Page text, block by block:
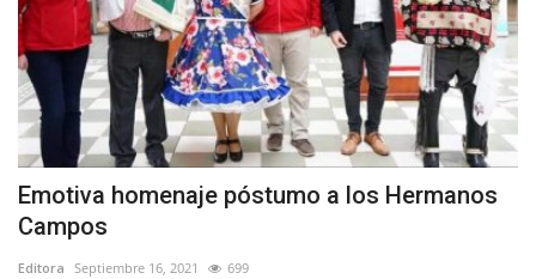
Emotiva homenaje póstumo a los Hermanos
Campos
Editora Septiembre 16, 2021 699